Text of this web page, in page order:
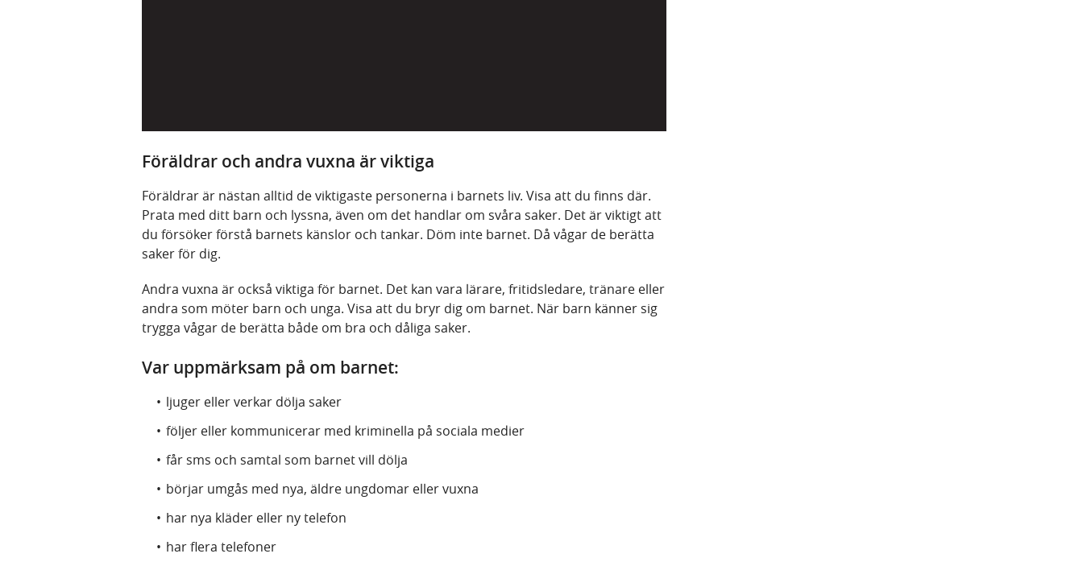
Föräldrar och andra vuxna är viktiga
Föräldrar är nästan alltid de viktigaste personerna i barnets liv. Visa att du finns där.
Prata med ditt barn och lyssna, även om det handlar om svåra saker. Det är viktigt att
du försöker förstå barnets känslor och tankar. Döm inte barnet. Då vågar de berätta
saker för dig.
Andra vuxna är också viktiga för barnet. Det kan vara lärare, fritidsledare, tränare eller
andra som möter barn och unga. Visa att du bryr dig om barnet. När barn känner sig
trygga vågar de berätta både om bra och dåliga saker.
Var uppmärksam på om barnet:
ljuger eller verkar dölja saker
följer eller kommunicerar med kriminella på sociala medier
får sms och samtal som barnet vill dölja
börjar umgås med nya, äldre ungdomar eller vuxna
har nya kläder eller ny telefon
har flera telefoner